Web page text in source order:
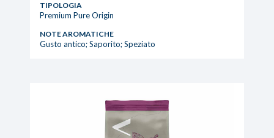
TIPOLOGIA
Premium Pure Origin
NOTE AROMATICHE
Gusto antico; Saporito; Speziato